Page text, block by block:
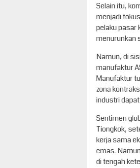
Selain itu,
menjadi
pelaku pasar
menurunkan
Namun, di
manufaktur
Manufaktur
zona
industri
Sentimen
Tiongkok,
kerja sama
emas.
di tengah